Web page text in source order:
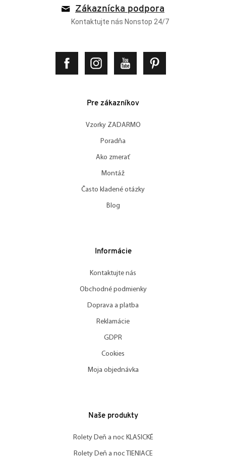
Zákaznícka podpora
Kontaktujte nás Nonstop 24/7
Pre zákazníkov
Vzorky ZADARMO
Poradňa
Ako zmerať
Montáž
Často kladené otázky
Blog
Informácie
Kontaktujte nás
Obchodné podmienky
Doprava a platba
Reklamácie
GDPR
Cookies
Moja objednávka
Naše produkty
Rolety Deň a noc KLASICKÉ
Rolety Deň a noc TIENIACE